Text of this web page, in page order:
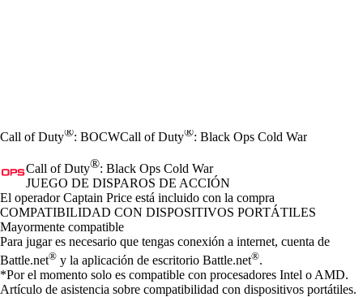
Call of Duty®: BOCWCall of Duty®: Black Ops Cold War
Call of Duty®: Black Ops Cold War
JUEGO DE DISPAROS DE ACCIÓN
Product Notification
El operador Captain Price está incluido con la compra
Precio
Available actions
COMPATIBILIDAD CON DISPOSITIVOS PORTÁTILES
Mayormente compatible
Para jugar es necesario que tengas conexión a internet, cuenta de
Battle.net® y la aplicación de escritorio Battle.net®.
*Por el momento solo es compatible con procesadores Intel o AMD.
Artículo de asistencia sobre compatibilidad con dispositivos portátiles.